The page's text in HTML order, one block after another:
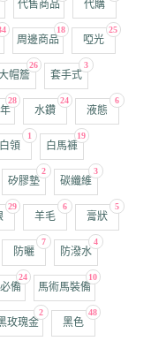
代售商品 代購
18
周邊商品
25
啞光
26
帽簷
3
套手式
28 24
水鑽
6
液態
1
白領
19
白馬褲
2
矽膠墊
3
碳纖維
29 6
羊毛
5
膏狀
7
防曬
4
防潑水
24
備
10
馬術馬裝備
2
玫瑰金
48
黑色